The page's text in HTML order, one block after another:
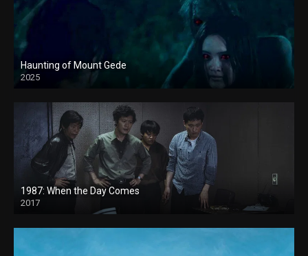
Haunting of Mount Gede
2025
1987: When the Day Comes
2017